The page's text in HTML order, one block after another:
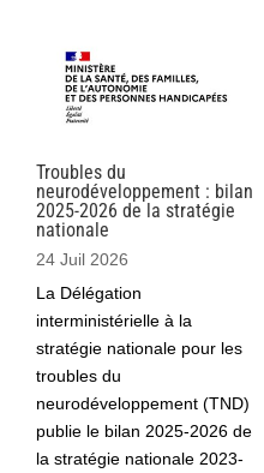
Troubles du
neurodéveloppement : bilan
2025-2026 de la stratégie
nationale
24 Juil 2026
La Délégation
interministérielle à la
stratégie nationale pour les
troubles du
neurodéveloppement (TND)
publie le bilan 2025-2026 de
la stratégie nationale 2023-